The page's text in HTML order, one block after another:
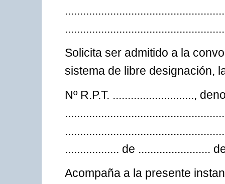
Solicita ser admitido a la
sistema de libre designación,
Nº R.P.T. ...........................,
.................. de ........................
Acompaña a la presente